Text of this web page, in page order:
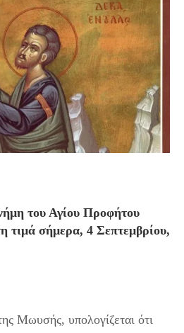
του Αγίου Προφήτου
σήμερα, 4 Σεπτεμβρίου,
Μωυσής, υπολογίζεται ότι